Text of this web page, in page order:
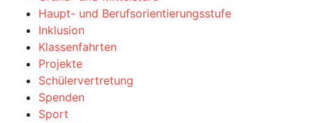
Haupt- und Berufsorientierungsstufe
Inklusion
Klassenfahrten
Projekte
Schülervertretung
Spenden
Sport